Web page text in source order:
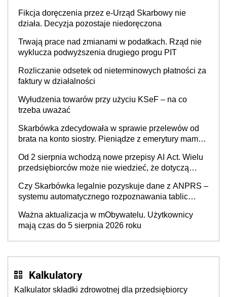
Fikcja doręczenia przez e-Urząd Skarbowy nie
działa. Decyzja pozostaje niedoręczona
Trwają prace nad zmianami w podatkach. Rząd nie
wyklucza podwyższenia drugiego progu PIT
Rozliczanie odsetek od nieterminowych płatności za
faktury w działalności
Wyłudzenia towarów przy użyciu KSeF – na co
trzeba uważać
Skarbówka zdecydowała w sprawie przelewów od
brata na konto siostry. Pieniądze z emerytury mamy
będzie
Od 2 sierpnia wchodzą nowe przepisy AI Act. Wielu
przedsiębiorców może nie wiedzieć, że dotyczą
Czy Skarbówka legalnie pozyskuje dane z ANPRS –
systemu automatycznego rozpoznawania tablic
Ważna aktualizacja w mObywatelu. Użytkownicy
mają czas do 5 sierpnia 2026 roku
Kalkulatory
Kalkulator składki zdrowotnej dla przedsiębiorcy